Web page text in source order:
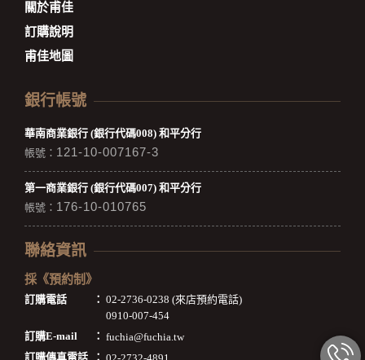
關於甫佳
訂購說明
甫佳地圖
銀行帳號
華南商業銀行 (銀行代碼008) 和平分行
帳號： 121-10-007167-3
第一商業銀行 (銀行代碼007) 和平分行
帳號： 176-10-010765
聯絡資訊
採《預約制》
訂購電話 ： 02-2736-0238 (來店預約電話)
0910-007-454
訂購E-mail
： fuchia@fuchia.tw
訂購傳真電話
：